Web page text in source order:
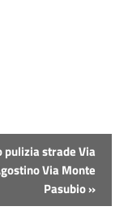
pulizia strade Via
Via Monte
Pasubio»